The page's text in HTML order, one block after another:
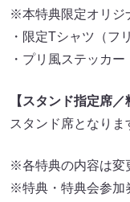
※本特典限定オリジ
・限定Tシャツ（フ
・プリ風ステッカー
【スタンド指定席
スタンド席となりま
※各特典の内容は変
※特典・特典会参加